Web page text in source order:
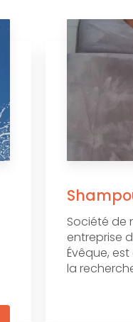
Société de
entreprise
Évêque,
la